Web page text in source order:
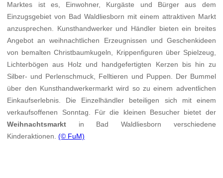
Marktes ist es, Einwohner, Kurgäste und Bürger aus dem
Einzugsgebiet von Bad Waldliesborn mit einem attraktiven Markt
anzusprechen. Kunsthandwerker und Händler bieten ein breites
Angebot an weihnachtlichen Erzeugnissen und Geschenkideen
von bemalten Christbaumkugeln, Krippenfiguren über Spielzeug,
Lichterbögen aus Holz und handgefertigten Kerzen bis hin zu
Silber- und Perlenschmuck, Felltieren und Puppen. Der Bummel
über den Kunsthandwerkermarkt wird so zu einem adventlichen
Einkaufserlebnis. Die Einzelhändler beteiligen sich mit einem
verkaufsoffenen Sonntag. Für die kleinen Besucher bietet der
Weihnachtsmarkt in Bad Waldliesborn verschiedene
Kinderaktionen.(© FuM)